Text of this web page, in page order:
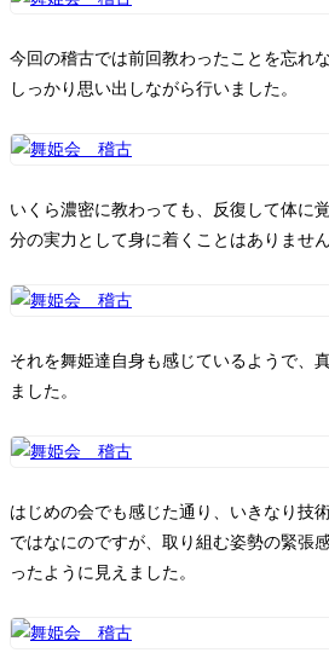
今回の稽古では前回教わったことを忘れ
しっかり思い出しながら行いました。
いくら濃密に教わっても、反復して体に
分の実力として身に着くことはありません
それを舞姫達自身も感じているようで、
ました。
はじめの会でも感じた通り、いきなり技
ではなにのですが、取り組む姿勢の緊張
ったように見えました。